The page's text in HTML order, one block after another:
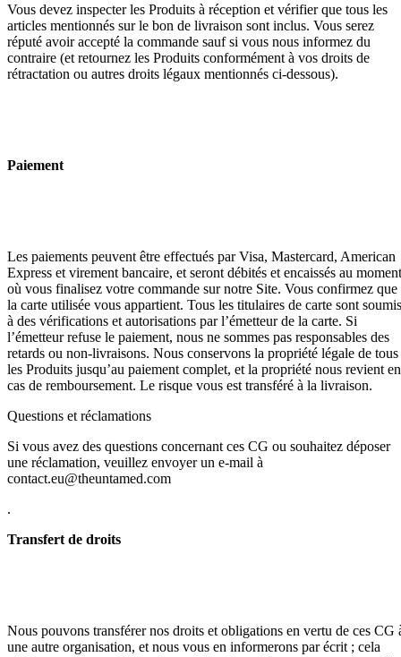
Vous devez inspecter les Produits à réception et vérifier que tous les
articles mentionnés sur le bon de livraison sont inclus. Vous serez
réputé avoir accepté la commande sauf si vous nous informez du
contraire (et retournez les Produits conformément à vos droits de
rétractation ou autres droits légaux mentionnés ci-dessous).
Paiement
Les paiements peuvent être effectués par Visa, Mastercard, American
Express et virement bancaire, et seront débités et encaissés au moment
où vous finalisez votre commande sur notre Site. Vous confirmez que
la carte utilisée vous appartient. Tous les titulaires de carte sont soumis
à des vérifications et autorisations par l’émetteur de la carte. Si
l’émetteur refuse le paiement, nous ne sommes pas responsables des
retards ou non-livraisons. Nous conservons la propriété légale de tous
les Produits jusqu’au paiement complet, et la propriété nous revient en
cas de remboursement. Le risque vous est transféré à la livraison.
Questions et réclamations
Si vous avez des questions concernant ces CG ou souhaitez déposer
une réclamation, veuillez envoyer un e-mail à
contact.eu@theuntamed.com
.
Transfert de droits
Nous pouvons transférer nos droits et obligations en vertu de ces CG
une autre organisation, et nous vous en informerons par écrit ; cela